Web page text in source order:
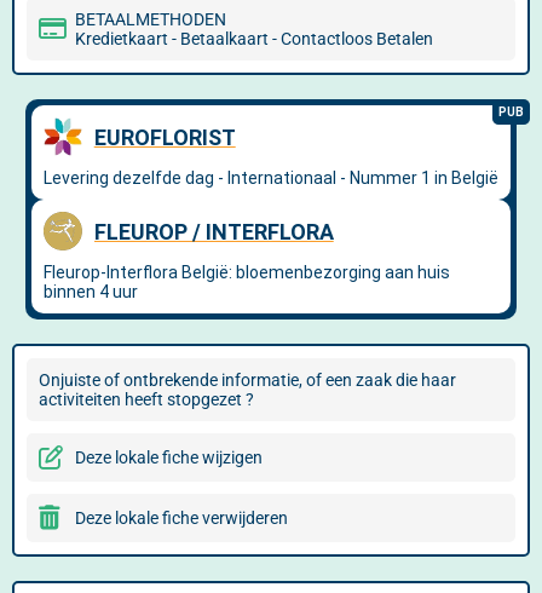
BETAALMETHODEN
Kredietkaart - Betaalkaart - Contactloos Betalen
Onjuiste of ontbrekende informatie, of een zaak die haar
activiteiten heeft stopgezet ?
Deze lokale fiche wijzigen
Deze lokale fiche verwijderen